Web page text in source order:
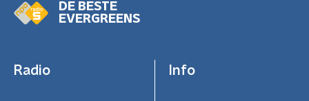
DE BESTE
EVERGREENS
Radio Info